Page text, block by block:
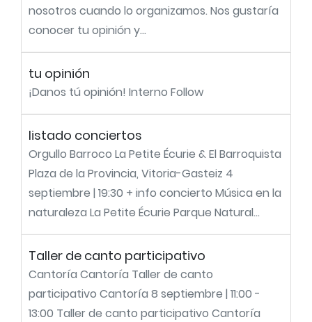
nosotros cuando lo organizamos. Nos gustaría
conocer tu opinión y...
tu opinión
¡Danos tú opinión! Interno Follow
listado conciertos
Orgullo Barroco La Petite Écurie & El Barroquista
Plaza de la Provincia, Vitoria-Gasteiz 4
septiembre | 19:30 + info concierto Música en la
naturaleza La Petite Écurie Parque Natural...
Taller de canto participativo
Cantoría Cantoría Taller de canto
participativo Cantoría 8 septiembre | 11:00 -
13:00 Taller de canto participativo Cantoría